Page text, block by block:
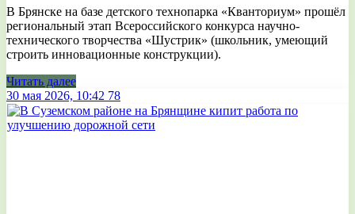
В Брянске на базе детского технопарка «Кванториум» прошёл
региональный этап Всероссийского конкурса научно-
технического творчества «Шустрик» (школьник, умеющий
строить инновационные конструкции).
Читать далее
30 мая 2026, 10:42 78